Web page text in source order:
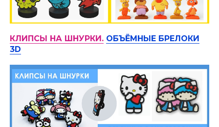
КЛИПСЫ НА ШНУРКИ. ОБЪЁМНЫЕ БРЕЛОКИ
3D